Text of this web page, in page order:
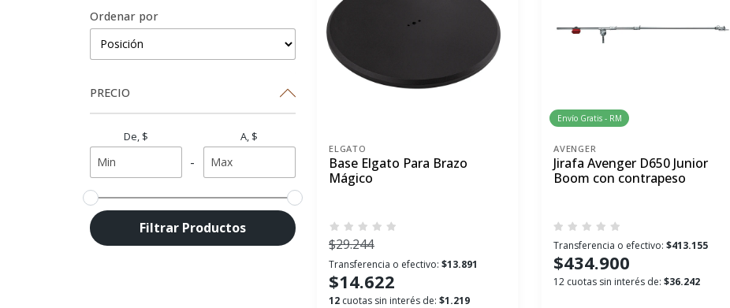
Ordenar por
PRECIO
De, $
-
A, $
Filtrar Productos
ELGATO
Base Elgato Para Brazo
Mágico
$29.244
Transferencia o efectivo: $13.891
$14.622
12 cuotas sin interés de: $1.219
Envío Gratis - RM
AVENGER
Jirafa Avenger D650 Junior
Boom con contrapeso
Transferencia o efectivo: $413.155
$434.900
12 cuotas sin interés de: $36.242